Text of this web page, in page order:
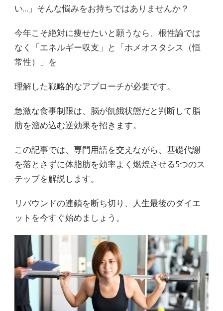
い…」そんな悩みをお持ちではありませんか？
今年こそ絶対に痩せたいと願うなら、根性論では
なく「エネルギー収支」と「ホメオスタシス（恒
常性）」を
理解した戦略的なアプローチが必要です。
急激な食事制限は、脳が飢餓状態だと判断して脂
肪を溜め込む逆効果を招きます。
この記事では、専門用語を交えながら、基礎代謝
を落とさずに体脂肪を効率よく燃焼させる5つのス
テップを解説します。
リバウンドの連鎖を断ち切り、人生最後のダイエ
ットを今すぐ始めましょう。